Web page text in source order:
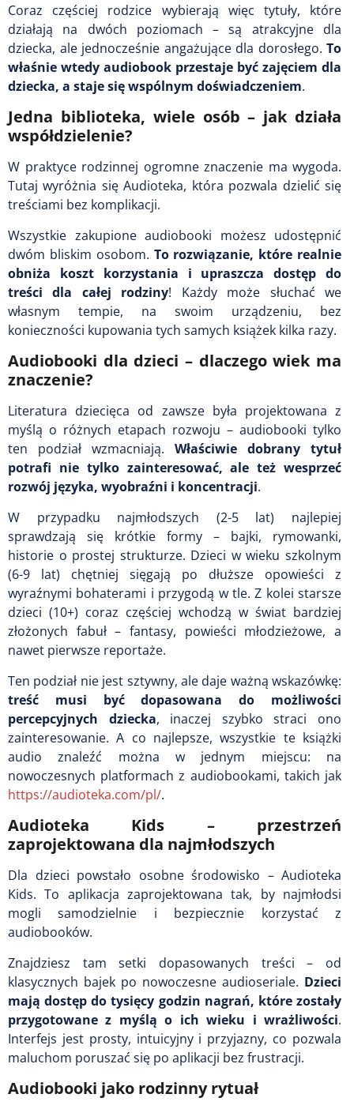
Coraz częściej rodzice wybierają więc tytuły, które
działają na dwóch poziomach – są atrakcyjne dla
dziecka, ale jednocześnie angażujące dla dorosłego. To
właśnie wtedy audiobook przestaje być zajęciem dla
dziecka, a staje się wspólnym doświadczeniem.
Jedna biblioteka, wiele osób – jak działa
współdzielenie?
W praktyce rodzinnej ogromne znaczenie ma wygoda.
Tutaj wyróżnia się Audioteka, która pozwala dzielić się
treściami bez komplikacji.
Wszystkie zakupione audiobooki możesz udostępnić
dwóm bliskim osobom. To rozwiązanie, które realnie
obniża koszt korzystania i upraszcza dostęp do
treści dla całej rodziny! Każdy może słuchać we
własnym tempie, na swoim urządzeniu, bez
konieczności kupowania tych samych książek kilka razy.
Audiobooki dla dzieci – dlaczego wiek ma
znaczenie?
Literatura dziecięca od zawsze była projektowana z
myślą o różnych etapach rozwoju – audiobooki tylko
ten podział wzmacniają. Właściwie dobrany tytuł
potrafi nie tylko zainteresować, ale też wesprzeć
rozwój języka, wyobraźni i koncentracji.
W przypadku najmłodszych (2-5 lat) najlepiej
sprawdzają się krótkie formy – bajki, rymowanki,
historie o prostej strukturze. Dzieci w wieku szkolnym
(6-9 lat) chętniej sięgają po dłuższe opowieści z
wyraźnymi bohaterami i przygodą w tle. Z kolei starsze
dzieci (10+) coraz częściej wchodzą w świat bardziej
złożonych fabuł – fantasy, powieści młodzieżowe, a
nawet pierwsze reportaże.
Ten podział nie jest sztywny, ale daje ważną wskazówkę:
treść musi być dopasowana do możliwości
percepcyjnych dziecka, inaczej szybko straci ono
zainteresowanie. A co najlepsze, wszystkie te książki
audio znaleźć można w jednym miejscu: na
nowoczesnych platformach z audiobookami, takich jak
https://audioteka.com/pl/.
Audioteka Kids – przestrzeń
zaprojektowana dla najmłodszych
Dla dzieci powstało osobne środowisko – Audioteka
Kids. To aplikacja zaprojektowana tak, by najmłodsi
mogli samodzielnie i bezpiecznie korzystać z
audiobooków.
Znajdziesz tam setki dopasowanych treści – od
klasycznych bajek po nowoczesne audioseriale. Dzieci
mają dostęp do tysięcy godzin nagrań, które zostały
przygotowane z myślą o ich wieku i wrażliwości.
Interfejs jest prosty, intuicyjny i przyjazny, co pozwala
maluchom poruszać się po aplikacji bez frustracji.
Audiobooki jako rodzinny rytuał